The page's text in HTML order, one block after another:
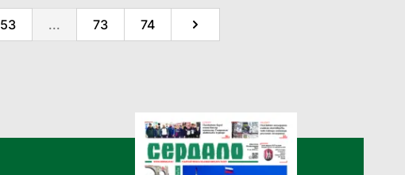
53 ... 73 74